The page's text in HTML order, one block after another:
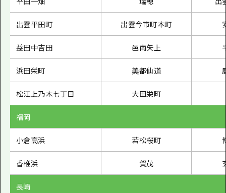
出雲平田町 出雲今市町本町
益田中吉田 邑南矢上
浜田栄町 美都仙道
松江上乃木七丁目 大田栄町
福岡
小倉高浜 若松桜町
香椎浜 賀茂
長崎